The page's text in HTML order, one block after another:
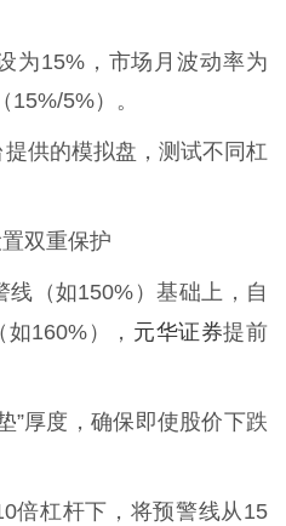
为15%，市场月波动率为
5%）。
供的模拟盘，测试不同杠
双重保护
（如150%）基础上，自
160%）， 元华证券提前
”厚度，确保即使股价下跌
倍杠杆下，将预警线从15